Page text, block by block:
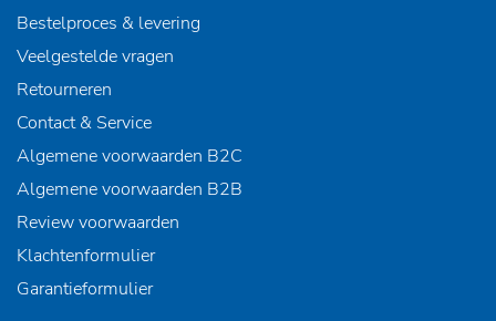
Bestelproces & levering
Veelgestelde vragen
Retourneren
Contact & Service
Algemene voorwaarden B2C
Algemene voorwaarden B2B
Review voorwaarden
Klachtenformulier
Garantieformulier